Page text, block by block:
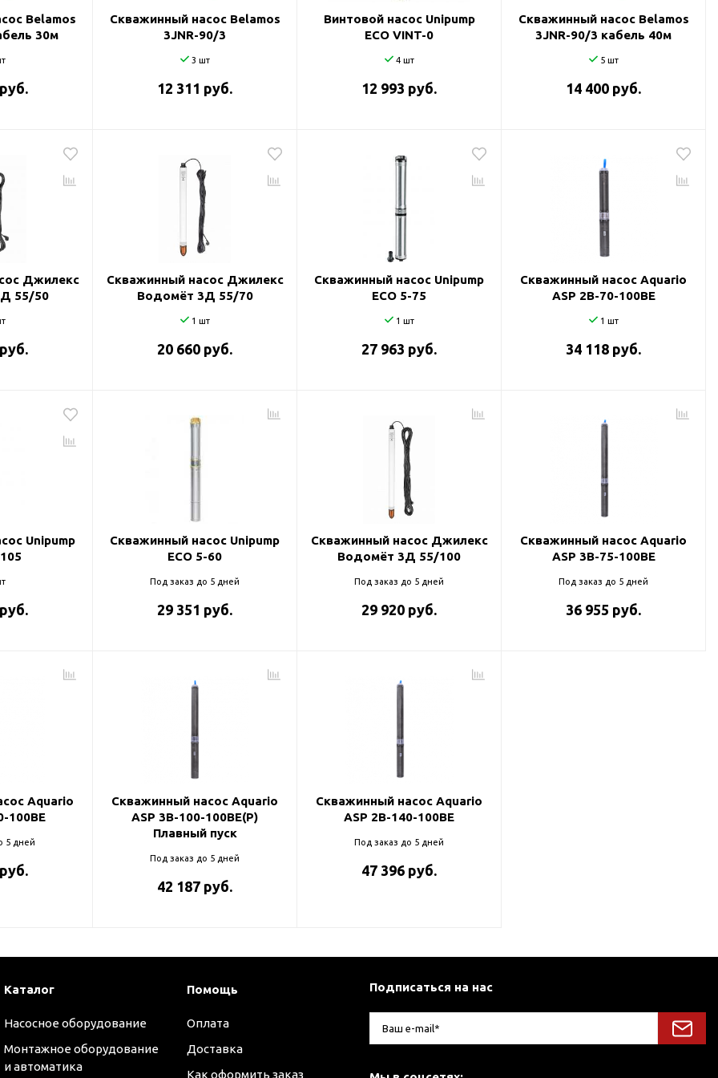
Belamos
30м
Скважинный насос Belamos
3JNR-90/3
3 шт
12 311 руб.
Винтовой насос Unipump
ECO VINT-0
4 шт
12 993 руб.
Скважинный насос Belamos
3JNR-90/3 кабель 40м
5 шт
14 400 руб.
Джилекс
55/50
Скважинный насос Джилекс
Водомёт 3Д 55/70
1 шт
20 660 руб.
Скважинный насос Unipump
ECO 5-75
1 шт
27 963 руб.
Скважинный насос Aquario
ASP 2B-70-100BE
1 шт
34 118 руб.
Unipump
Скважинный насос Unipump
ECO 5-60
Под заказ до 5 дней
29 351 руб.
Скважинный насос Джилекс
Водомёт 3Д 55/100
Под заказ до 5 дней
29 920 руб.
Скважинный насос Aquario
ASP 3B-75-100BE
Под заказ до 5 дней
36 955 руб.
Aquario
100BE
5 дней
Скважинный насос Aquario
ASP 3B-100-100BE(P)
Плавный пуск
Под заказ до 5 дней
42 187 руб.
Скважинный насос Aquario
ASP 2B-140-100BE
Под заказ до 5 дней
47 396 руб.
Каталог
Насосное оборудование
Монтажное оборудование
и автоматика
Помощь
Оплата
Доставка
Как оформить заказ
Подписаться на нас